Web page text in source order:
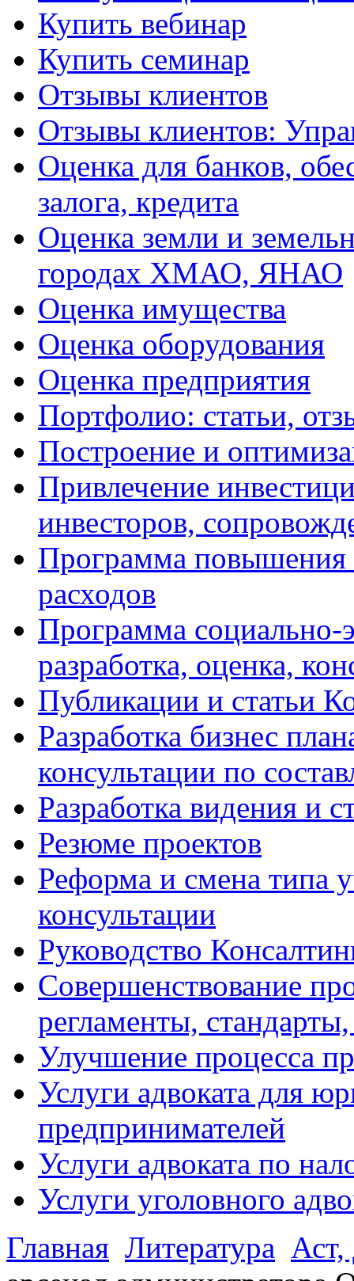
Купить вебинар
Купить семинар
Отзывы клиентов
Отзывы клиентов:
Оценка для банков,
залога, кредита
Оценка земли и
городах ХМАО, ЯНАО
Оценка имущества
Оценка оборудования
Оценка предприятия
Портфолио: статьи,
Построение и
Привлечение
инвесторов,
Программа
расходов
Программа социально-
разработка, оценка,
Публикации и статьи
Разработка бизнес
консультации по
Разработка видения и
Резюме проектов
Реформа и смена типа
консультации
Руководство
Совершенствование
регламенты,
Улучшение процесса
Услуги адвоката для
предпринимателей
Услуги адвоката по
Услуги уголовного
Главная Литература Аст,